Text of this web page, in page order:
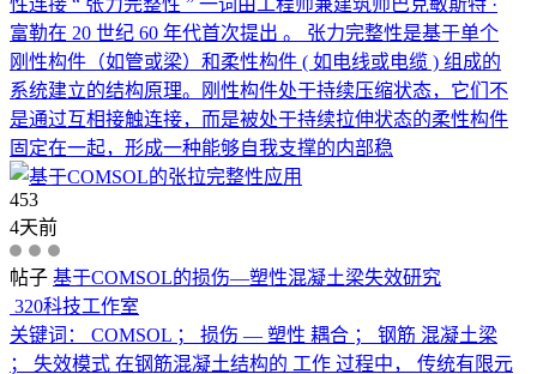
富勒在 20 世纪 60 年代首次提出 。 张力完整性是基于单个
刚性构件（如管或梁）和柔性构件 ( 如电线或电缆 ) 组成的
系统建立的结构原理。刚性构件处于持续压缩状态，它们不
是通过互相接触连接，而是被处于持续拉伸状态的柔性构件
固定在一起，形成一种能够自我支撑的内部稳
453
4天前
帖子 基于COMSOL的损伤—塑性混凝土梁失效研究
320科技工作室
关键词： COMSOL ； 损伤 — 塑性 耦合 ； 钢筋 混凝土梁
； 失效模式 在钢筋混凝土结构的 工作 过程中， 传统有限元